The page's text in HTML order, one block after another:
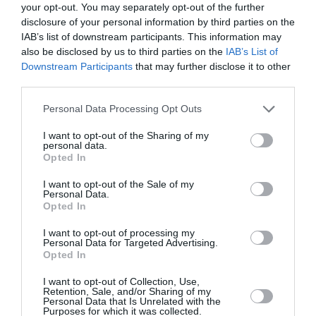
your opt-out. You may separately opt-out of the further
disclosure of your personal information by third parties on the
IAB’s list of downstream participants. This information may
also be disclosed by us to third parties on the IAB’s List of
Downstream Participants that may further disclose it to other
Personal Data Processing Opt Outs
I want to opt-out of the Sharing of my
personal data.
Opted In
I want to opt-out of the Sale of my
Personal Data.
Opted In
I want to opt-out of processing my
Personal Data for Targeted Advertising.
Opted In
I want to opt-out of Collection, Use,
Retention, Sale, and/or Sharing of my
Personal Data that Is Unrelated with the
Purposes for which it was collected.
τοπίων, αλλά στην απόκτηση νέων ματιών».
Αυτά τα «νέα μάτια» είναι η ικανότητα να
φιλτράρουμε την πληροφορία, να αντιστεκόμαστε
στην ευκολία της τεχνολογίας και να σκεφτόμαστε
να γυρίσει ο ήλιος θέλει δουλειά πολλή».
Αυτή η «δουλειά» είναι η προσωπική προσπάθεια του
κάθε νέου να διαμορφώσει τον εαυτό του μακριά από
τα καλούπια της μαζικής κουλτούρας των social media.
Είναι η ανάγκη να βρούμε, όπως έλεγε ο Γιάννης
νόημα στις πράξεις μας και θα μας κρατήσει όρθιους
απέναντι στην πνευματική ισοπέδωση.
Αγαπητοί υποψήφιοι του 2026, οι εξετάσεις αυτές είναι
μόνο ένας σταθμός, μια αφορμή για να δοκιμάσετε τις